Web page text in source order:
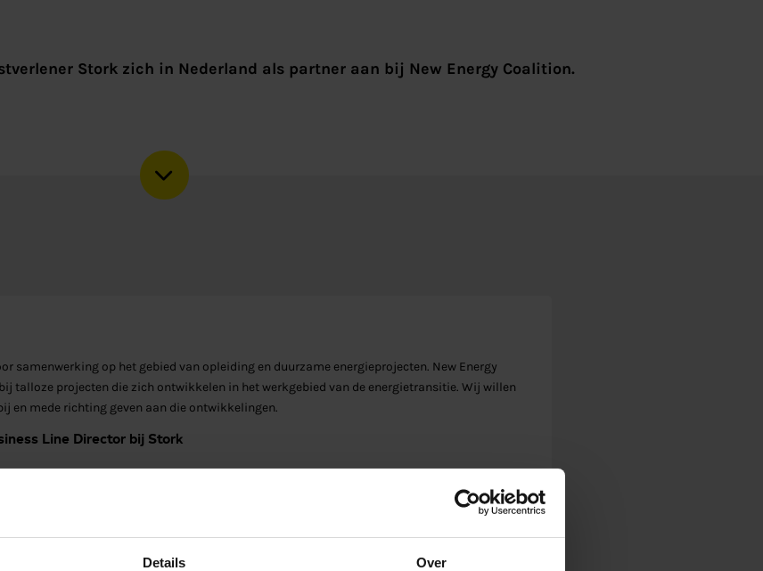
Details Over
Stork zich in Nederland als partner aan bij New Energy Coalition.
samenwerking op het gebied van opleiding en duurzame energieprojecten. New Energy
talloze projecten die zich ontwikkelen in het werkgebied van de energietransitie. Wij willen
en mede richting geven aan die ontwikkelingen.
Line Director bij Stork
in Utrecht, houdt met 18.000 werknemers in meer dan 100